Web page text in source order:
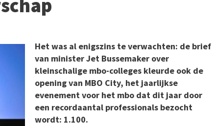
Het was al enigszins te verwachten: de brief
van minister Jet Bussemaker over
kleinschalige mbo-colleges kleurde ook de
opening van MBO City, het jaarlijkse
evenement voor het mbo dat dit jaar door
een recordaantal professionals bezocht
wordt: 1.100.